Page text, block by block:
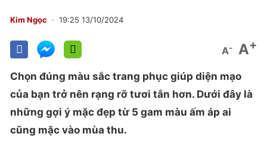
Kim Ngọc 19:25 13/10/2024
A- A+
Chọn đúng màu sắc trang phục giúp diện mạo
của bạn trở nên rạng rỡ tươi tắn hơn. Dưới đây là
những gợi ý mặc đẹp từ 5 gam màu ấm áp ai
cũng mặc vào mùa thu.